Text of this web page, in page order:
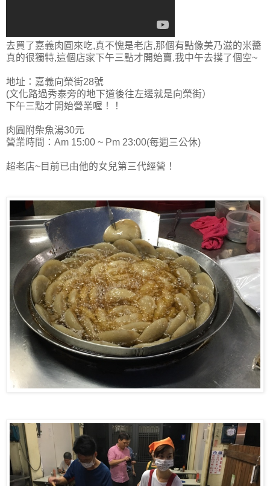
去買了嘉義肉圓來吃,真不愧是老店,那個有點像美乃滋的米醬
真的很獨特,這個店家下午三點才開始賣,我中午去撲了個空~
地址：嘉義向榮街28號
(文化路過秀泰旁的地下道後往左邊就是向榮街）
下午三點才開始營業喔！！
肉圓附柴魚湯30元
營業時間：Am 15:00 ~ Pm 23:00(每週三公休)
超老店~目前已由他的女兒第三代經營！